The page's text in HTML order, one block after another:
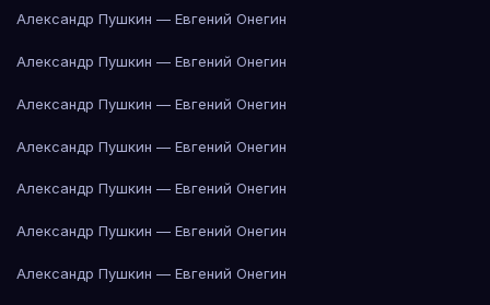
Александр Пушкин — Евгений Онегин
Александр Пушкин — Евгений Онегин
Александр Пушкин — Евгений Онегин
Александр Пушкин — Евгений Онегин
Александр Пушкин — Евгений Онегин
Александр Пушкин — Евгений Онегин
Александр Пушкин — Евгений Онегин